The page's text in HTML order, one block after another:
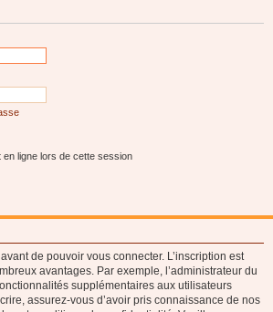
en ligne lors de cette session
de pouvoir vous connecter. L’inscription est
avantages. Par exemple, l’administrateur du
supplémentaires aux utilisateurs
assurez-vous d’avoir pris connaissance de nos